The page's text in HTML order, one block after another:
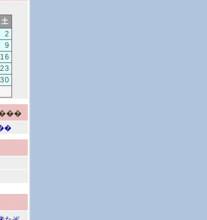
土
2
9
16
23
30